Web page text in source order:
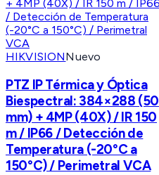
HIKVISIONNuevo
PTZ IP Térmica y Óptica
Biespectral: 384×288 (50
mm) + 4MP (40X) / IR 150
m / IP66 / Detección de
Temperatura (-20°C a
150°C) / Perimetral VCA